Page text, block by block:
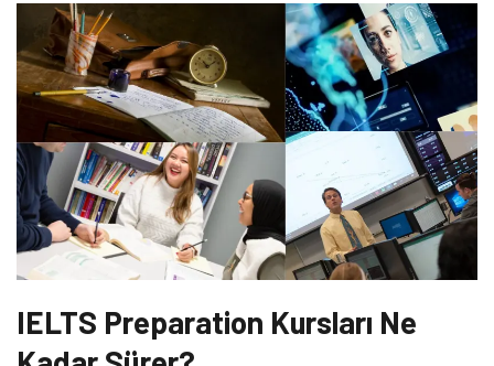
IELTS Preparation Kursları Ne